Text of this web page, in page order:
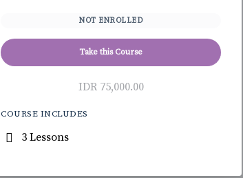
NOT ENROLLED
Take this Course
IDR 75,000.00
COURSE INCLUDES
3 Lessons